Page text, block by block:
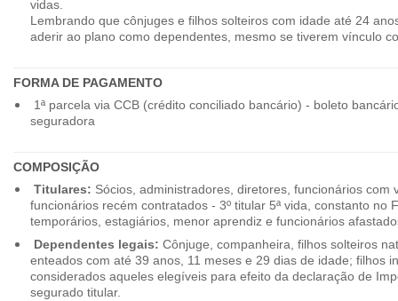
vidas.
Lembrando que cônjuges e filhos solteiros com idade até 24
aderir ao plano como dependentes, mesmo se tiverem vínculo
FORMA DE PAGAMENTO
1ª parcela via CCB (crédito conciliado bancário) - boleto
seguradora
COMPOSIÇÃO
Titulares: Sócios, administradores, diretores, funcionários com
funcionários recém contratados - 3º titular 5ª vida, constanto no
temporários, estagiários, menor aprendiz e funcionários
Dependentes legais: Cônjuge, companheira, filhos solteiros
enteados com até 39 anos, 11 meses e 29 dias de idade; filhos
considerados aqueles elegíveis para efeito da declaração de
segurado titular.